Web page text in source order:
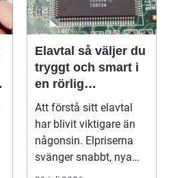
Elavtal så väljer du
tryggt och smart i
en rörlig
elmarknad
Att förstå sitt elavtal
har blivit viktigare än
någonsin. Elpriserna
svänger snabbt, nya
typer av av...